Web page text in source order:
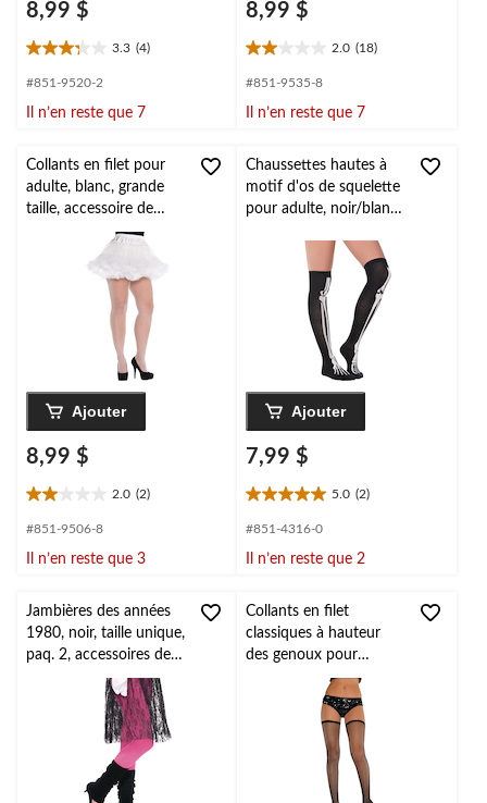
8,99 $
3.3 (4)
3.3
étoile(s)
5.
évaluations
#851-9520-2
Il n’en reste que 7
8,99 $
2.0 (18)
2.0
étoile(s)
5.
évaluations
#851-9535-8
Il n’en reste que 7
Collants en filet pour
adulte, blanc, grande
taille, accessoire de
costume à porter pour
l'Halloween
Ajouter
8,99 $
2.0 (2)
2.0
étoile(s)
5.
évaluations
#851-9506-8
Il n’en reste que 3
Chaussettes hautes à
motif d'os de squelette
pour adulte, noir/blanc,
de costume à porter
pour l'Halloween
Ajouter
7,99 $
5.0 (2)
5.0
étoile(s)
5.
évaluations
#851-4316-0
Il n’en reste que 2
Jambières des années
1980, noir, taille unique,
paq. 2, accessoires de
costume à porter pour
Collants en filet
classiques à hauteur
des genoux pour
adulte, noir, taille
universelle, accessoire
de costume à porter
pour l'Halloween